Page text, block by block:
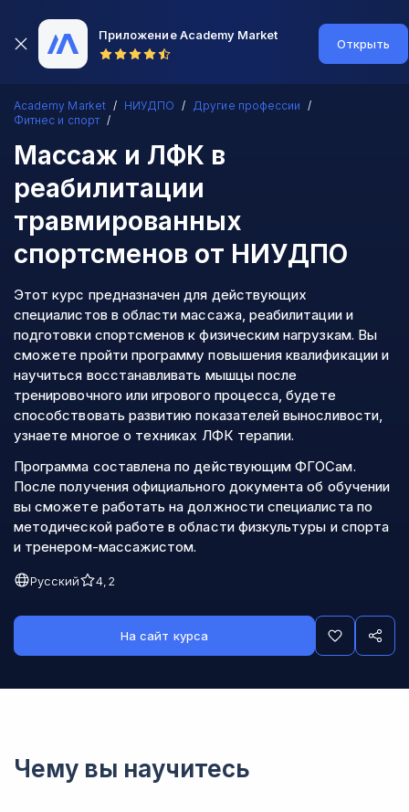
Приложение Academy Market
Открыть
Academy Market НИУДПО
Другие профессии
Фитнес и спорт
Массаж и ЛФК в
реабилитации
травмированных
спортсменов от НИУДПО
Этот курс предназначен для действующих
специалистов в области массажа, реабилитации и
подготовки спортсменов к физическим нагрузкам. Вы
сможете пройти программу повышения квалификации и
научиться восстанавливать мышцы после
тренировочного или игрового процесса, будете
способствовать развитию показателей выносливости,
узнаете многое о техниках ЛФК терапии.
Программа составлена по действующим ФГОСам.
После получения официального документа об обучении
вы сможете работать на должности специалиста по
методической работе в области физкультуры и спорта
и тренером-массажистом.
Русский 4,2
На сайт курса
Чему вы научитесь